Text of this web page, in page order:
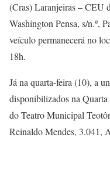
(Cras) Laranjeiras – CEU
Washington Pensa, s/n.º,
veículo permanecerá no
18h.
Já na quarta-feira (10), a
disponibilizados na
do Teatro Municipal
Reinaldo Mendes, 3.041,